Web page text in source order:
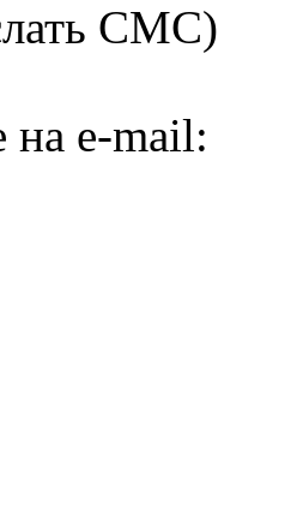
СМС)
e-mail: